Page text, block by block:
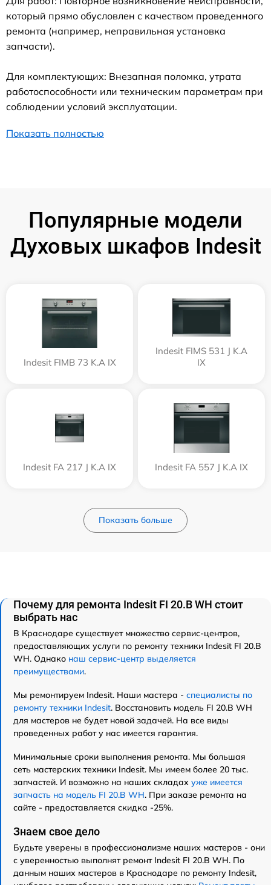
который прямо обусловлен с качеством проведенного
ремонта (например, неправильная установка
запчасти).
Для комплектующих: Внезапная поломка, утрата
работоспособности или техническим параметрам при
соблюдении условий эксплуатации.
Показать полностью
Популярные модели
Духовых шкафов Indesit
Indesit FIMB 73 K.A IX
Indesit FIMS 531 J K.A
IX
Indesit FA 217 J K.A IX Indesit FA 557 J K.A IX
Показать больше
Почему для ремонта Indesit FI 20.B WH стоит
выбрать нас
В Краснодаре существует множество сервис-центров,
предоставляющих услуги по ремонту техники Indesit FI 20.B
WH. Однако наш сервис-центр выделяется
преимуществами.
Мы ремонтируем Indesit. Наши мастера - специалисты по
ремонту техники Indesit. Восстановить модель FI 20.B WH
для мастеров не будет новой задачей. На все виды
проведенных работ у нас имеется гарантия.
Минимальные сроки выполнения ремонта. Мы большая
сеть мастерских техники Indesit. Мы имеем более 20 тыс.
запчастей. И возможно на наших складах уже имеется
запчасть на модель FI 20.B WH. При заказе ремонта на
сайте - предоставляется скидка -25%.
Знаем свое дело
Будьте уверены в профессионализме наших мастеров - они
с уверенностью выполнят ремонт Indesit FI 20.B WH. По
данным наших мастеров в Краснодаре по ремонту Indesit,